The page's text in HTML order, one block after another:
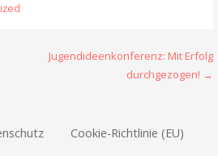
Jugendideenkonferenz: Mit Erfolg
durchgezogen! →
Cookie-Richtlinie (EU)